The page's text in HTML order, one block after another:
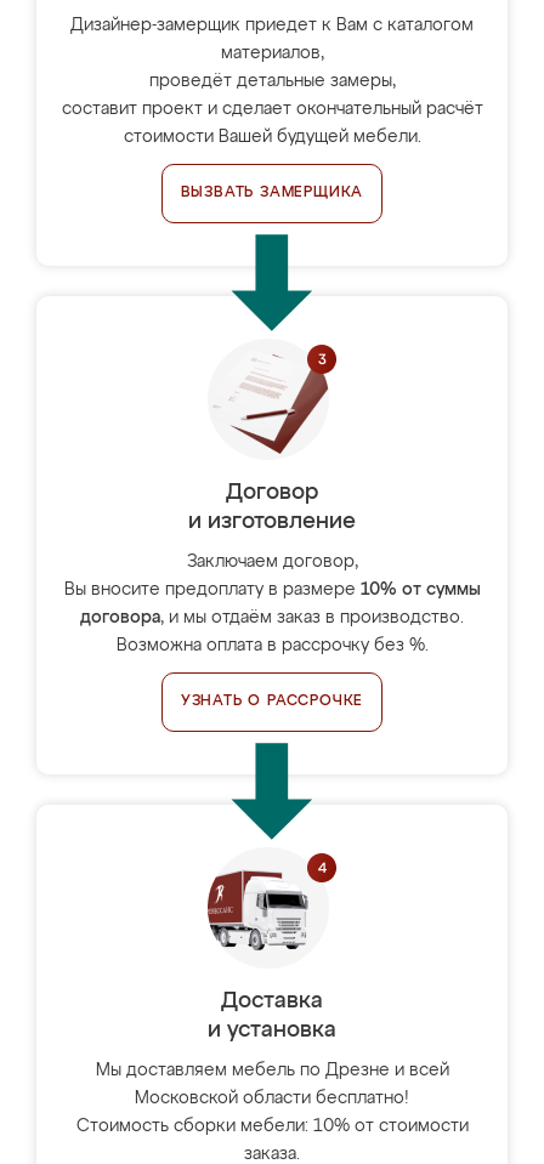
Дизайнер-замерщик приедет к Вам с каталогом
материалов,
проведёт детальные замеры,
составит проект и сделает окончательный расчёт
стоимости Вашей будущей мебели.
ВЫЗВАТЬ ЗАМЕРЩИКА
Договор
и изготовление
Заключаем договор,
Вы вносите предоплату в размере 10% от суммы
договора, и мы отдаём заказ в производство.
Возможна оплата в рассрочку без %.
УЗНАТЬ О РАССРОЧКЕ
Доставка
и установка
Мы доставляем мебель по Дрезне и всей
Московской области бесплатно!
Стоимость сборки мебели: 10% от стоимости
заказа.